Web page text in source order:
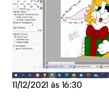
11/12/2021 às 16:30